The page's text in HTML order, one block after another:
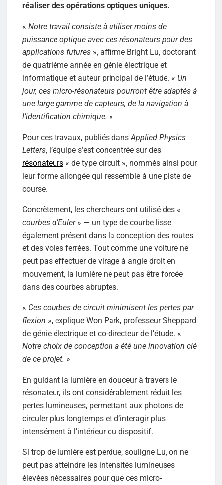
réaliser des opérations optiques uniques.
« Notre travail consiste à utiliser moins de
puissance optique avec ces résonateurs pour des
applications futures », affirme Bright Lu, doctorant
de quatrième année en génie électrique et
informatique et auteur principal de l’étude. « Un
jour, ces micro-résonateurs pourront être adaptés à
une large gamme de capteurs, de la navigation à
l’identification chimique. »
Pour ces travaux, publiés dans Applied Physics
Letters, l’équipe s’est concentrée sur des
résonateurs « de type circuit », nommés ainsi pour
leur forme allongée qui ressemble à une piste de
course.
Concrètement, les chercheurs ont utilisé des «
courbes d’Euler» — un type de courbe lisse
également présent dans la conception des routes
et des voies ferrées. Tout comme une voiture ne
peut pas effectuer de virage à angle droit en
mouvement, la lumière ne peut pas être forcée
dans des courbes abruptes.
« Ces courbes de circuit minimisent les pertes par
flexion », explique Won Park, professeur Sheppard
de génie électrique et co-directeur de l’étude. «
Notre choix de conception a été une innovation clé
de ce projet. »
En guidant la lumière en douceur à travers le
résonateur, ils ont considérablement réduit les
pertes lumineuses, permettant aux photons de
circuler plus longtemps et d’interagir plus
intensément à l’intérieur du dispositif.
Si trop de lumière est perdue, souligne Lu, on ne
peut pas atteindre les intensités lumineuses
élevées nécessaires pour que ces micro-